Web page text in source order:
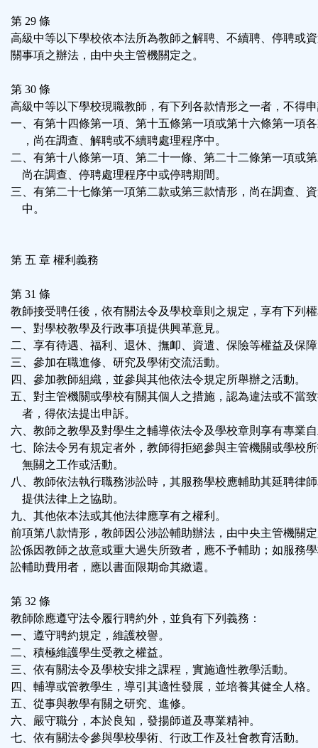
第 29 條
高級中等以下學校依本法所為教師之解聘、不續聘、停聘或
關事項之辦法，由中央主管機關定之。
第 30 條
高級中等以下學校現職教師，有下列各款情形之一者，不得
一、有第十四條第一項、第十五條第一項或第十六條第一項
，尚在調查、解聘或不續聘處理程序中。
二、有第十八條第一項、第二十一條、第二十二條第一項或
尚在調查、停聘處理程序中或停聘期間。
三、有第二十七條第一項第二款或第三款情形，尚在調查、
中。
第 五 章 權利義務
第 31 條
教師接受聘任後，依有關法令及學校章則之規定，享有下列
一、對學校教學及行政事項提供興革意見。
二、享有待遇、福利、退休、撫卹、資遣、保險等權益及保
三、參加在職進修、研究及學術交流活動。
四、參加教師組織，並參與其他依法令規定所舉辦之活動。
五、對主管機關或學校有關其個人之措施，認為違法或不當
者，得依法提出申訴。
六、教師之教學及對學生之輔導依法令及學校章則享有專業
七、除法令另有規定者外，教師得拒絕參與主管機關或學校
無關之工作或活動。
八、教師依法執行職務涉訟時，其服務學校應輔助其延聘律
提供法律上之協助。
九、其他依本法或其他法律應享有之權利。
前項第八款情形，教師因公涉訟輔助辦法，由中央主管機關
訟係因教師之故意或重大過失所致者，應不予輔助；如服務
訟輔助費用者，應以書面限期命其繳還。
第 32 條
教師除應遵守法令履行聘約外，並負有下列義務：
一、遵守聘約規定，維護校譽。
二、積極維護學生受教之權益。
三、依有關法令及學校安排之課程，實施適性教學活動。
四、輔導或管教學生，導引其適性發展，並培養其健全人格。
五、從事與教學有關之研究、進修。
六、嚴守職分，本於良知，發揚師道及專業精神。
七、依有關法令參與學校學術、行政工作及社會教育活動。